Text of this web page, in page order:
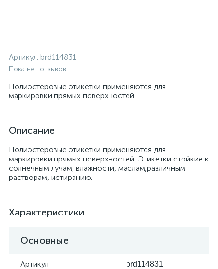
Артикул: brd114831
Пока нет отзывов
Полиэстеровые этикетки применяются для
маркировки прямых поверхностей.
Описание
Полиэстеровые этикетки применяются для
маркировки прямых поверхностей. Этикетки стойкие к
солнечным лучам, влажности, маслам,различным
растворам, истиранию.
Характеристики
Основные
Артикул brd114831